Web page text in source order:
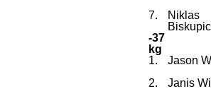
7.
Niklas
Biskupic
-37
kg
1.
Jason
2.
Janis